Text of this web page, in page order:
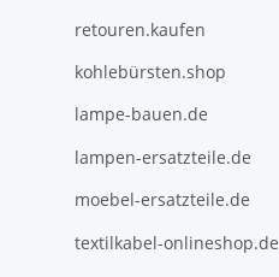
retouren.kaufen
kohlebürsten.shop
lampe-bauen.de
lampen-ersatzteile.de
moebel-ersatzteile.de
textilkabel-onlineshop.de